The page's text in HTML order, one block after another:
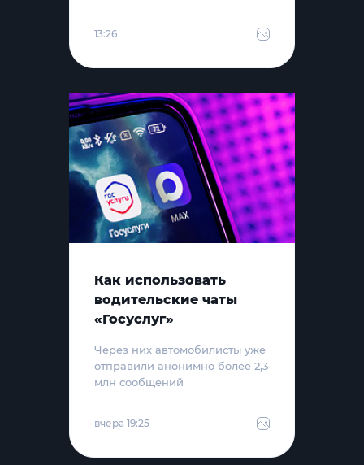
13:26
Как использовать
водительские чаты
«Госуслуг»
Через них автомобилисты уже
отправили анонимно более 2,3
млн сообщений
вчера 19:25